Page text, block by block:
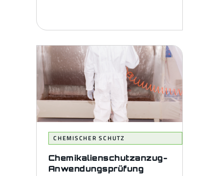
CHEMISCHER SCHUTZ
Chemikalienschutzanzug-
Anwendungsprüfung